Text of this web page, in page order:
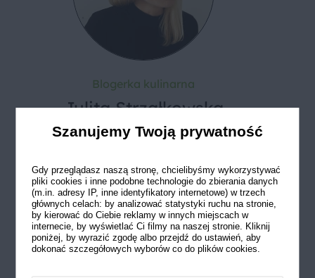
Blogerka kulinarna
Julita Strzałkowska
Z zamiłowania do sztuki kulinarnej,
wrzacakuchnia.pl
Zobacz
Szanujemy Twoją prywatność
Gdy przeglądasz naszą stronę, chcielibyśmy wykorzystywać
pliki cookies i inne podobne technologie do zbierania danych
(m.in. adresy IP, inne identyfikatory internetowe) w trzech
głównych celach: by analizować statystyki ruchu na stronie,
by kierować do Ciebie reklamy w innych miejscach w
internecie, by wyświetlać Ci filmy na naszej stronie. Kliknij
poniżej, by wyrazić zgodę albo przejdź do ustawień, aby
dokonać szczegółowych wyborów co do plików cookies.